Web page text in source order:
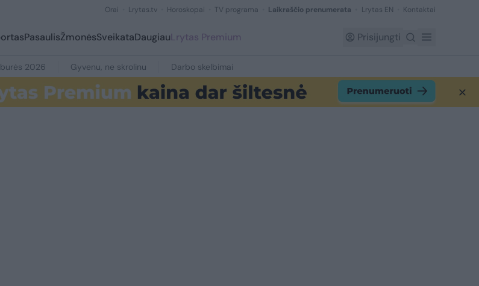
Orai Lrytas.tv Horoskopai TV programa Laikraščio prenumerata Lrytas EN Kontaktai
PasaulisŽmonėsSveikataDaugiauLrytas Premium Prisijungti
2026 Gyvenu, ne skrolinu Darbo skelbimai